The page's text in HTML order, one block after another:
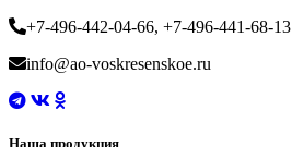
+7-496-442-04-66, +7-496-441-68-13
info@ao-voskresenskoe.ru
Наша продукция